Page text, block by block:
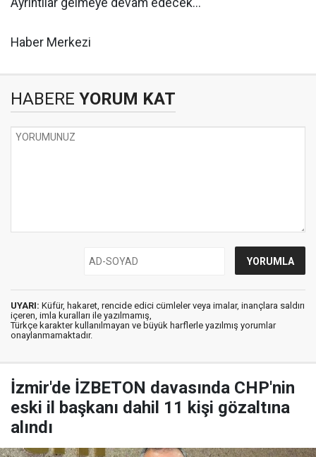
Ayrıntılar gelmeye devam edecek...
Haber Merkezi
HABERE YORUM KAT
UYARI: Küfür, hakaret, rencide edici cümleler veya imalar, inançlara saldırı
içeren, imla kuralları ile yazılmamış,
Türkçe karakter kullanılmayan ve büyük harflerle yazılmış yorumlar
onaylanmamaktadır.
İzmir'de İZBETON davasında CHP'nin
eski il başkanı dahil 11 kişi gözaltına
alındı